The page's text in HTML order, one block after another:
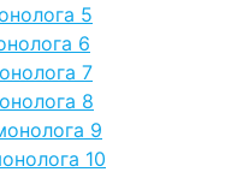
5
6
7
8
9
10